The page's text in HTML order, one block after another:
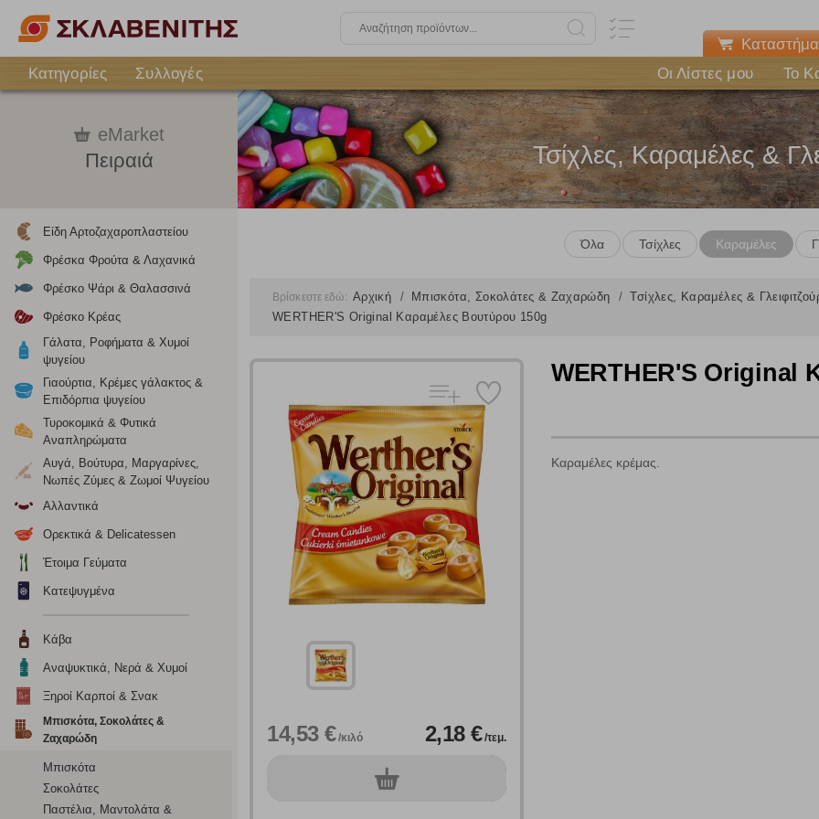
Κατηγορίες
Συλλογές Οι Λίστες μου Το
eMarket
Πειραιά
Είδη Αρτοζαχαροπλαστείου
Φρέσκα Φρούτα & Λαχανικά
Φρέσκο Ψάρι & Θαλασσινά
Φρέσκο Κρέας
Γάλατα, Ροφήματα & Χυμοί
ψυγείου
Γιαούρτια, Κρέμες γάλακτος &
Επιδόρπια ψυγείου
Τυροκομικά & Φυτικά
Αναπληρώματα
Αυγά, Βούτυρα, Μαργαρίνες,
Νωπές Ζύμες & Ζωμοί Ψυγείου
Αλλαντικά
Ορεκτικά & Delicatessen
Έτοιμα Γεύματα
Κατεψυγμένα
Κάβα
Αναψυκτικά, Νερά & Χυμοί
Ξηροί Καρποί & Σνακ
Μπισκότα, Σοκολάτες &
Ζαχαρώδη
Μπισκότα
Σοκολάτες
Παστέλια, Μαντολάτα &
Τσίχλες, Καραμέλες &
Όλα Τσίχλες Καραμέλες
Βρίσκεστε εδώ: Αρχική Μπισκότα, Σοκολάτες & Ζαχαρώδη Τσίχλες, Καραμέλες &
WERTHER'S Original Καραμέλες Βουτύρου 150g
14,53 €/κιλό 2,18 €/τεμ.
0τεμ.
WERTHER'S Original
Καραμέλες κρέμας.
Πολλαπλή αναζήτηση
Χρησιμοποιήστε τη για πιο γρήγορη αναζήτηση προϊόντων.
Γράψτε τα προϊόντα που επιθυμείτε, με κόμμα ανάμεσά τους, και κάντε
κλικ στο κουμπί "Αναζήτηση". Θα εμφανιστούν αποτελέσματα από
όλες τις Κατηγορίες και για κάθε προϊόν.
Ρυθμίσεις Cookies
Ενημέρωση
Κατά την απλή περιήγηση ή/και χρήση του ιστότοπου συλλέγουμε αυτόματα δεδομένα σύνδεσης και πληροφορίες σχετικές με την
περιέχουν προσωποποιημένα χαρακτηριστικά που υποδεικνύουν την ταυτότητά σας. Τα cookies είναι μικρά αρχεία κειμένου τα
υπολογιστή ή την ηλεκτρονική συσκευή σας, προσθέτοντας λειτουργικότητα στην ιστοσελίδα και βελτιώνοντας την εμπειρία
σας. Η κατηγορία των απολύτως απαραίτητων cookies για την ομαλή λειτουργία του ιστότοπου είναι η μόνη ενεργοποιημένη. Έχετε τη
σχετικό κουμπί επάνω δεξιά, αφού ενημερωθείτε σχετικά. Ωστόσο θα πρέπει να γνωρίζετε ότι αποκλεισμός ορισμένων κατηγοριών
σας ή/και της χρήσης των υπηρεσιών μας.
Δείτε περισσότερα